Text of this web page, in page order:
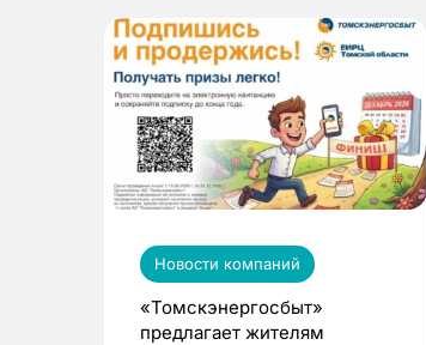
Новости компаний
«Томскэнергосбыт»
предлагает жителям